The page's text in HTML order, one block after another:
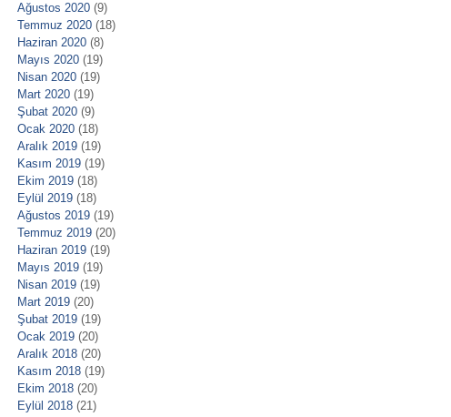
Ağustos 2020 (9)
Temmuz 2020 (18)
Haziran 2020 (8)
Mayıs 2020 (19)
Nisan 2020 (19)
Mart 2020 (19)
Şubat 2020 (9)
Ocak 2020 (18)
Aralık 2019 (19)
Kasım 2019 (19)
Ekim 2019 (18)
Eylül 2019 (18)
Ağustos 2019 (19)
Temmuz 2019 (20)
Haziran 2019 (19)
Mayıs 2019 (19)
Nisan 2019 (19)
Mart 2019 (20)
Şubat 2019 (19)
Ocak 2019 (20)
Aralık 2018 (20)
Kasım 2018 (19)
Ekim 2018 (20)
Eylül 2018 (21)